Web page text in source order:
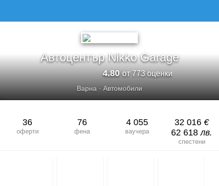
Автоцентър Nikko Garage
4.80от 773 оценки
Варна ·Автомобили
36
оферти
76
фена
4 055
ваучера
32 016 €
62 618лв.
спестени